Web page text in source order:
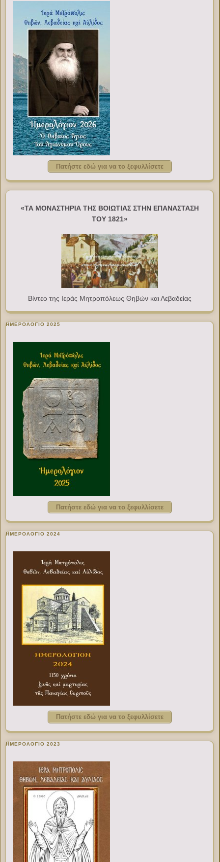
Πατήστε εδώ για να το ξεφυλλίσετε
«ΤΑ ΜΟΝΑΣΤΗΡΙΑ ΤΗΣ ΒΟΙΩΤΙΑΣ ΣΤΗΝ ΕΠΑΝΑΣΤΑΣΗ
ΤΟΥ 1821»
Βίντεο της Ιεράς Μητροπόλεως Θηβών και Λεβαδείας
ΗΜΕΡΟΛΟΓΙΟ 2025
Πατήστε εδώ για να το ξεφυλλίσετε
ΗΜΕΡΟΛΟΓΙΟ 2024
Πατήστε εδώ για να το ξεφυλλίσετε
ΗΜΕΡΟΛΟΓΙΟ 2023